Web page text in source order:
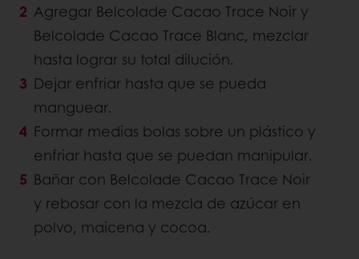
Agregar Belcolade Cacao Trace Noir y
Belcolade Cacao Trace Blanc, mezclar
hasta lograr su total dilución.
Dejar enfriar hasta que se pueda
manguear.
Formar medias bolas sobre un plástico y
enfriar hasta que se puedan manipular.
Bañar con Belcolade Cacao Trace Noir
y rebosar con la mezcla de azúcar en
polvo, maicena y cocoa.